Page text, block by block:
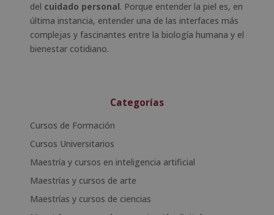
del cuidado personal. Porque entender la piel es, en
última instancia, entender una de las interfaces más
complejas y fascinantes entre la biología humana y el
bienestar cotidiano.
Categorías
Cursos de Formación
Cursos Universitarios
Maestría y cursos en inteligencia artificial
Maestrías y cursos de arte
Maestrías y cursos de ciencias